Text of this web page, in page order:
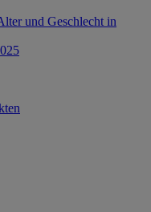
und Geschlecht in